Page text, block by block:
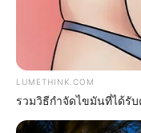
LUMETHINK.COM
รวมวิธีกำจัดไขมันที่ได้รั